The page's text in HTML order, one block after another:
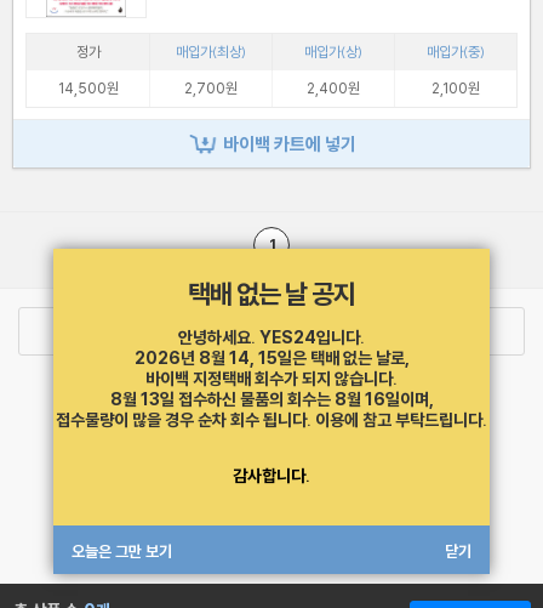
정가 매입가(최상) 매입가(상)
매입가(중)
14,500원
2,700원 2,400원 2,100원
바이백 카트에 넣기
1
택배 없는 날 공지
안녕하세요. YES24입니다.
2026년 8월 14, 15일은 택배 없는 날로,
바이백 지정택배 회수가 되지 않습니다.
8월 13일 접수하신 물품의 회수는 8월 16일이며,
접수물량이 많을 경우 순차 회수 됩니다. 이용에 참고 부탁드립니다.
감사합니다.
오늘은 그만 보기 닫기
최근 본 상품
고객센터 1544-3800 티켓 1544-6399
중고샵 1566-4295
eBook 1:1문의/채팅상담
개인정보처리방침
도서홍보
광고
MATOM4